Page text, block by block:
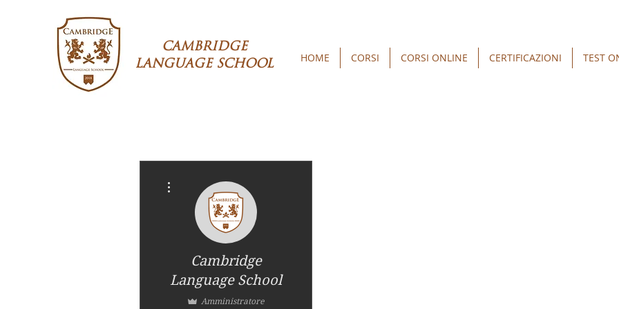
CAMBRIDGE
LANGUAGE SCHOOL
HOME CORSI CORSI ONLINE CERTIFICAZIONI TEST
Cambridge
Language School
Amministratore